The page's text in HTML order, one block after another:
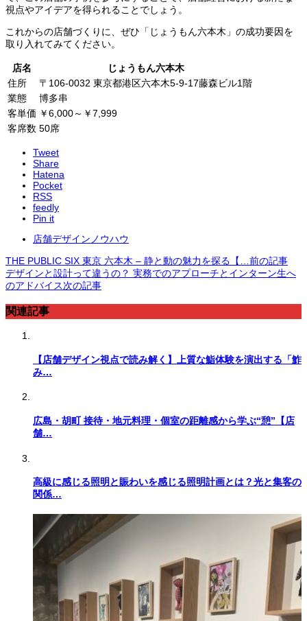
視点やアイデアを得られることでしょう。
これからの店舗づくりに、ぜひ「じょうもん六本木」の成功要因を
取り入れてみてください。
店名
じょうもん六本木
住所
〒106-0032 東京都港区六本木5-9-17藤森ビル1階
業態
博多串
客単価 ￥6,000～￥7,999
客席数 50席
Tweet
Share
Hatena
Pocket
RSS
feedly
Pin it
店舗デザインノウハウ
THE PUBLIC SIX 東京 六本木 – 静と動の魅力を探る【…前の記事
デザインと設計って違うの？ 実務でのアプローチとインターン生へ
のアドバイス次の記事
関連記事
【店舗デザイン視点で読み解く】上質な鮨体験を演出する「鮓
み…
広島・胡町 接待・地元料理・個室の距離感から学ぶ“憩”【店
舗…
高級に感じる照明と賑わいを感じる照明計画とは？光と集客の
関係…